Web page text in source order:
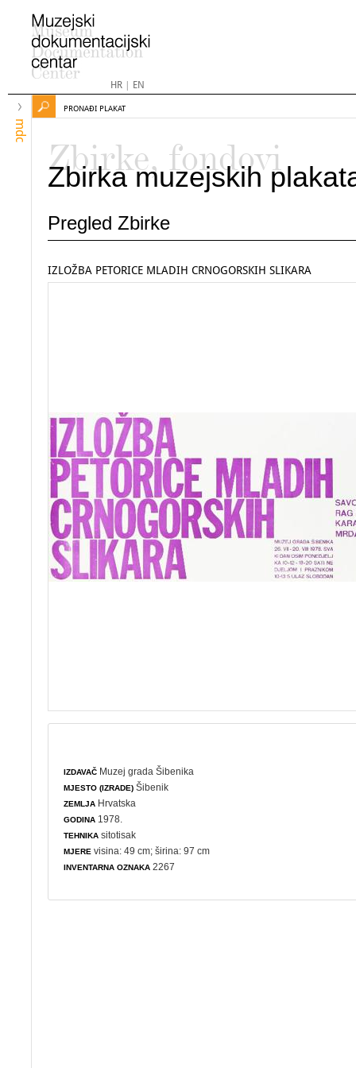
HR| EN
mdc
PRONAĐI PLAKAT
Zbirke, fondovi
Zbirka muzejskih
Pregled Zbirke
IZLOŽBA PETORICE MLADIH CRNOGORSKIH SLIKARA
IZDAVAČ Muzej grada Šibenika
MJESTO (IZRADE) Šibenik
ZEMLJA Hrvatska
GODINA 1978.
TEHNIKA sitotisak
MJERE visina: 49 cm; širina: 97 cm
INVENTARNA OZNAKA 2267